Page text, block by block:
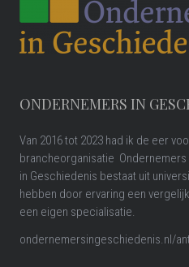
ONDERNEMERS IN
Van 2016 tot 2023 had ik de eer
brancheorganisatie
in Geschiedenis bestaat uit
hebben door ervaring een
een eigen specialisatie.
ondernemersingeschiedenis.nl/